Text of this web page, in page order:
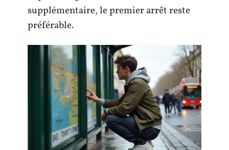
supplémentaire, le premier arrêt reste
préférable.